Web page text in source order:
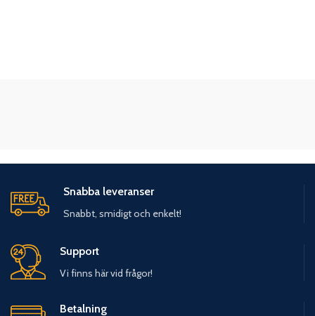
Snabba leveranser
Snabbt, smidigt och enkelt!
Support
Vi finns här vid frågor!
Betalning